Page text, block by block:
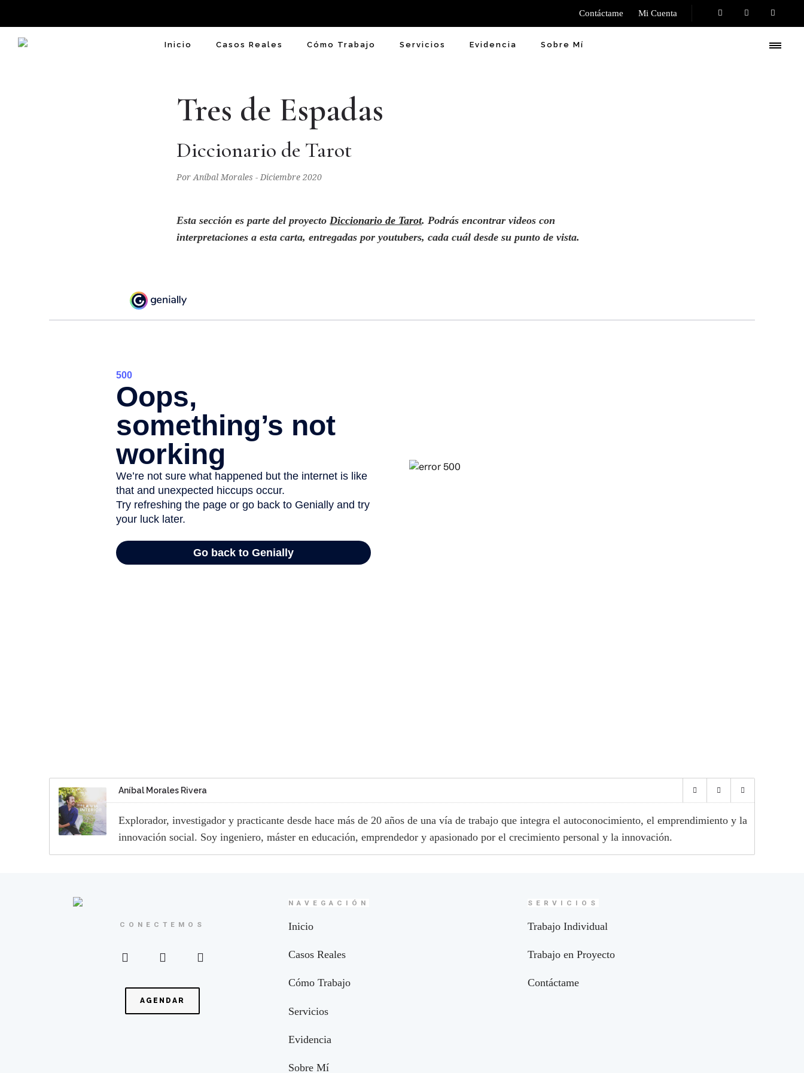
Contáctame Mi Cuenta
Inicio Casos Reales Cómo Trabajo Servicios Evidencia Sobre Mí
Tres de Espadas
Diccionario de Tarot
Por Aníbal Morales - Diciembre 2020
Esta sección es parte del proyectoDiccionario de Tarot. Podrás encontrar videos con
interpretaciones a esta carta, entregadas por youtubers,cada cuál desde su punto de vista.
Aníbal Morales Rivera
Explorador, investigador y practicante desde hace más de 20 años de una vía de trabajo que integra el autoconocimiento, el emprendimiento y la
innovación social. Soy ingeniero, máster en educación, emprendedor y apasionado por el crecimiento personal y la innovación.
CONECTEMOS
AGENDAR
NAVEGACIÓN
Inicio
Casos Reales
Cómo Trabajo
Servicios
Evidencia
Sobre Mí
SERVICIOS
Trabajo Individual
Trabajo en Proyecto
Contáctame